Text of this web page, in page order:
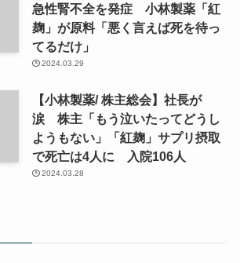
急性腎不全を発症 小林製薬「紅
麹」が原料「悪く言えば死を待っ
てるだけ」
2024.03.29
【小林製薬/ 株主総会】社長が
涙 株主「もう泣いたってどうし
ようもない」「紅麹」サプリ摂取
で死亡は4人に 入院106人
2024.03.28